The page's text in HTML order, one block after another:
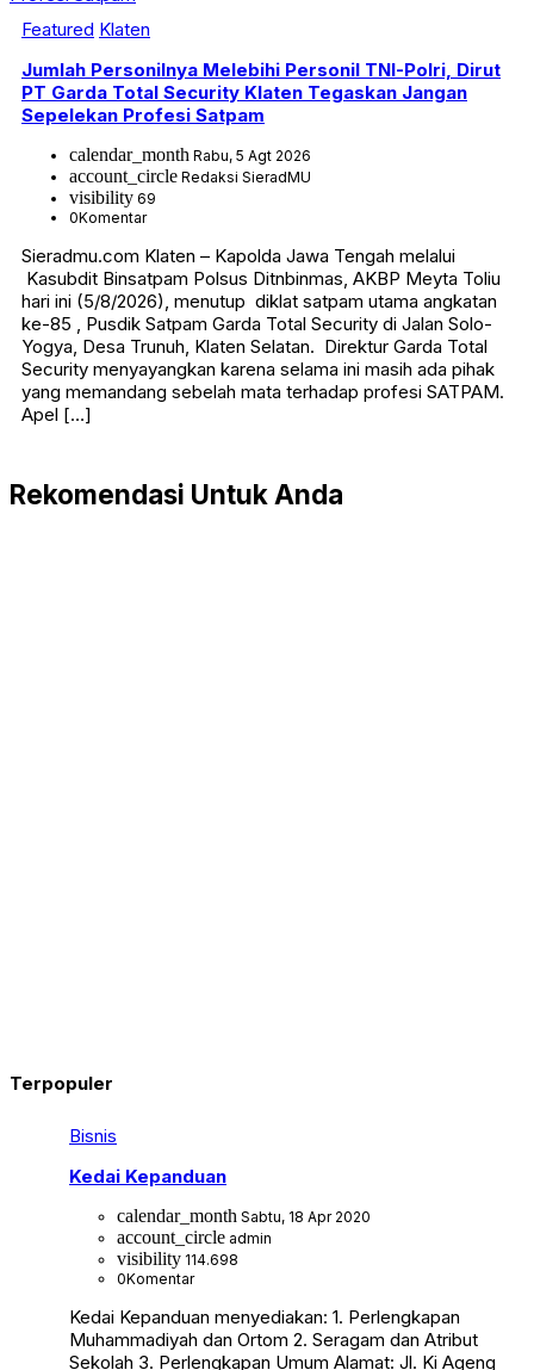
Featured Klaten
Jumlah Personilnya Melebihi Personil TNI-Polri, Dirut
PT Garda Total Security Klaten Tegaskan Jangan
Sepelekan Profesi Satpam
calendar_month Rabu, 5 Agt 2026
account_circle Redaksi SieradMU
visibility 69
0Komentar
Sieradmu.com Klaten – Kapolda Jawa Tengah melalui
Kasubdit Binsatpam Polsus Ditnbinmas, AKBP Meyta Toliu
hari ini (5/8/2026), menutup diklat satpam utama angkatan
ke-85 , Pusdik Satpam Garda Total Security di Jalan Solo-
Yogya, Desa Trunuh, Klaten Selatan. Direktur Garda Total
Security menyayangkan karena selama ini masih ada pihak
yang memandang sebelah mata terhadap profesi SATPAM.
Apel […]
Rekomendasi Untuk Anda
Terpopuler
Bisnis
Kedai Kepanduan
calendar_month Sabtu, 18 Apr 2020
account_circle admin
visibility 114.698
0Komentar
Kedai Kepanduan menyediakan: 1. Perlengkapan
Muhammadiyah dan Ortom 2. Seragam dan Atribut
Sekolah 3. Perlengkapan Umum Alamat: Jl. Ki Ageng